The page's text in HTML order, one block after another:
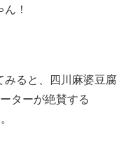
！
みると、四川麻婆豆腐
ターが絶賛する